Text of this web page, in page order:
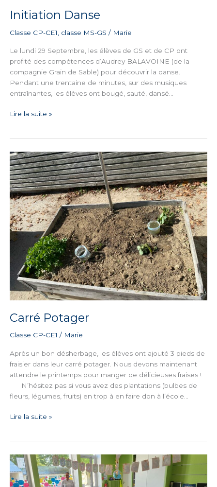
Initiation Danse
Classe CP-CE1 classe MS-GS / Marie
Le lundi 29 Septembre, les élèves de GS et de CP ont
profité des compétences d’Audrey BALAVOINE (de la
compagnie Grain de Sable) pour découvrir la danse.
Pendant une trentaine de minutes, sur des musiques
entraînantes, les élèves ont bougé, sauté, dansé…
Lire la suite »
Carré Potager
Classe CP-CE1 / Marie
Après un bon désherbage, les élèves ont ajouté 3 pieds de
fraisier dans leur carré potager. Nous devons maintenant
attendre le printemps pour manger de délicieuses fraises !
N’hésitez pas si vous avez des plantations (bulbes de
fleurs, légumes, fruits) en trop à en faire don à l’école…
Carré
Potager
Lire la suite »
La
semaine
du